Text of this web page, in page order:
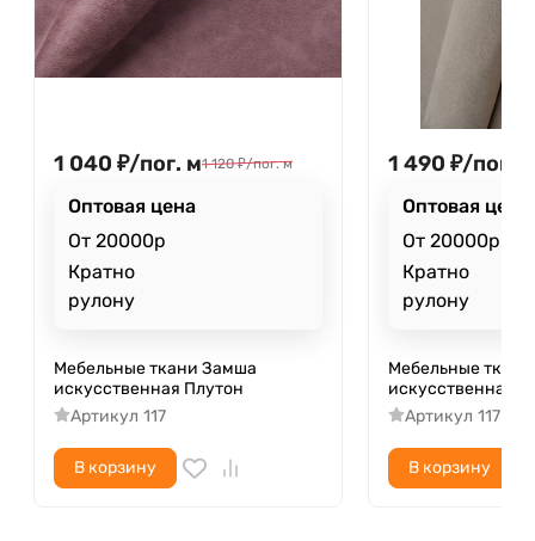
1 040 ₽/пог. м1 120 ₽/пог. м
Оптовая цена
От 20000р
Кратно
рулону
Мебельные ткани Замша
искусственная Плутон
Артикул 117
В корзину
1 490 ₽/пог. м
Оптовая цена
От 20000р
Кратно
рулону
Мебельные
искусственная
Артикул 117
В корзину